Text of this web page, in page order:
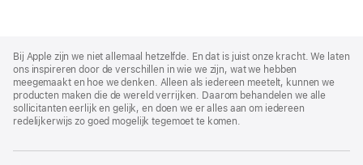
Footer
Bij Apple zijn we niet allemaal hetzelfde. En dat is juist onze kracht. We laten
ons inspireren door de verschillen in wie we zijn, wat we hebben
meegemaakt en hoe we denken. Alleen als iedereen meetelt, kunnen we
producten maken die de wereld verrijken. Daarom behandelen we alle
sollicitanten eerlijk en gelijk, en doen we er alles aan om iedereen
redelijkerwijs zo goed mogelijk tegemoet te komen.